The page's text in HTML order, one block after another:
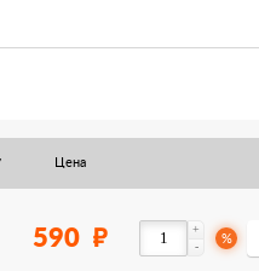
Цена
590 -
+
%